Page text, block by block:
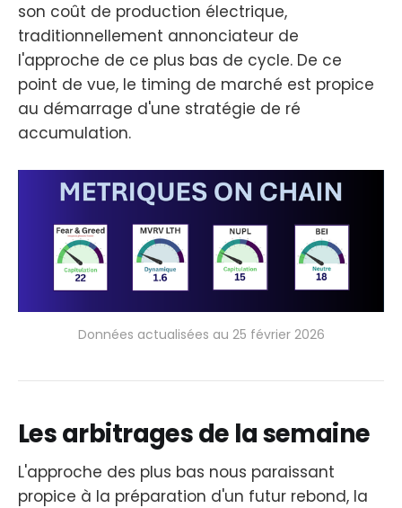
son coût de production électrique,
traditionnellement annonciateur de
l'approche de ce plus bas de cycle. De ce
point de vue, le timing de marché est propice
au démarrage d'une stratégie de ré
accumulation.
Données actualisées au 25 février 2026
Les arbitrages de la semaine
L'approche des plus bas nous paraissant
propice à la préparation d'un futur rebond, la